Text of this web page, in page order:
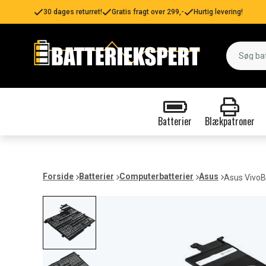
30 dages returret! Gratis fragt over 299,- Hurtig levering!
Batterier Blækpatroner
Forside Batterier Computerbatterier Asus Asus